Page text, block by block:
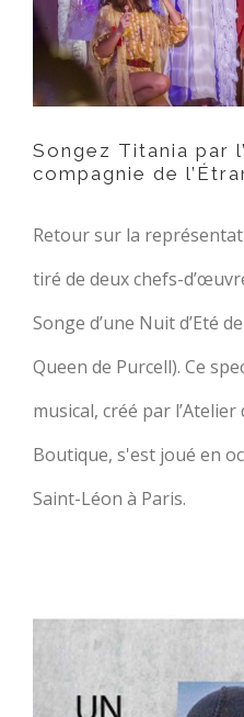
Songez Titania par
compagnie de
Retour sur la
tiré de deux chefs-
Songe d’une Nuit d’Eté
Queen de Purcell). Ce
musical, créé par
Boutique, s'est joué en
Saint-Léon à Paris.